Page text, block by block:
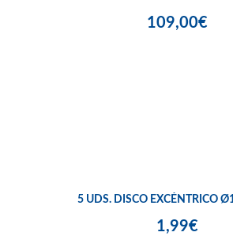
109,00€
5 UDS. DISCO
1,99€